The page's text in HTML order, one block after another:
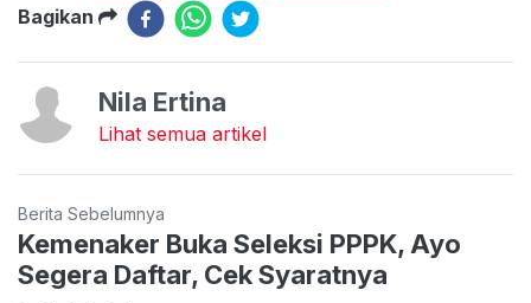
Bagikan
Nila Ertina
Lihat semua artikel
Berita Sebelumnya
Kemenaker Buka Seleksi PPPK, Ayo
Segera Daftar, Cek Syaratnya